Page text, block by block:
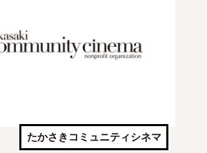
たかさきコミュニティシネマ